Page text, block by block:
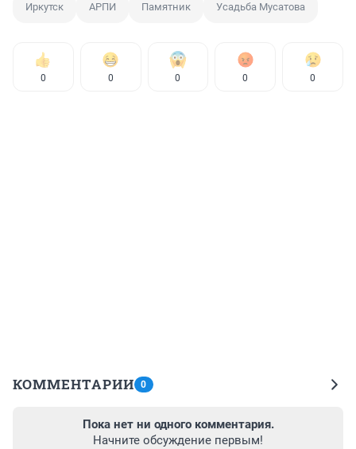
Иркутск АРПИ Памятник Усадьба Мусатова
0 0 0 0 0
КОММЕНТАРИИ 0
Пока нет ни одного комментария.
Начните обсуждение первым!